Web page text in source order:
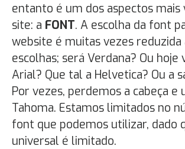
entanto é um dos aspectos mais
site: a FONT. A escolha da font
website é muitas vezes reduzida
escolhas; será Verdana? Ou hoje
Arial? Que tal a Helvetica? Ou a
Por vezes, perdemos a cabeça e
Tahoma. Estamos limitados no
font que podemos utilizar, dado
universal é limitado.